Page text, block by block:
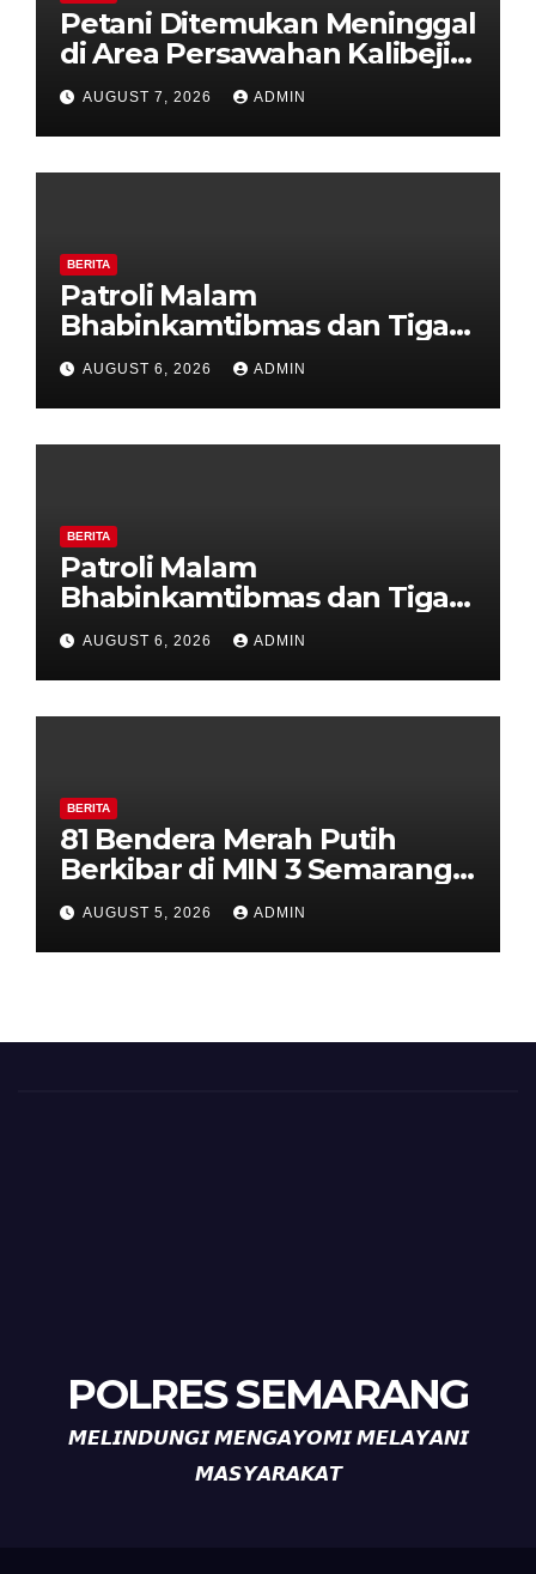
Petani Ditemukan Meninggal
di Area Persawahan Kalibeji,
Polisi Pastikan Tidak Ada
Tanda Kekerasan
AUGUST 7, 2026 ADMIN
BERITA
Patroli Malam
Bhabinkamtibmas dan Tiga
Pilar Kelurahan Ungaran
Perkuat Kamtibmas, Warga
Diajak Aktifkan Ronda
AUGUST 6, 2026 ADMIN
BERITA
Patroli Malam
Bhabinkamtibmas dan Tiga
Pilar Kelurahan Ungaran
Perkuat Kamtibmas, Warga
Diajak Aktifkan Ronda
AUGUST 6, 2026 ADMIN
BERITA
81 Bendera Merah Putih
Berkibar di MIN 3 Semarang,
Bhabinkamtibmas Desa
Timpik Hadiri Peringatan
HUT ke-81 Kemerdekaan RI
AUGUST 5, 2026 ADMIN
POLRES SEMARANG
𝙈𝙀𝙇𝙄𝙉𝘿𝙐𝙉𝙂𝙄 𝙈𝙀𝙉𝙂𝘼𝙔𝙊𝙈𝙄 𝙈𝙀𝙇𝘼𝙔𝘼𝙉𝙄
𝙈𝘼𝙎𝙔𝘼𝙍𝘼𝙆𝘼𝙏